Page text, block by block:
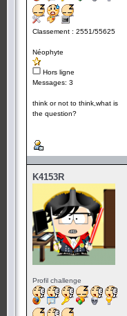
Classement : 2551/55625
Néophyte
Hors ligne
Messages: 3
think or not to think,what is
the question?
K4153R
Profil challenge